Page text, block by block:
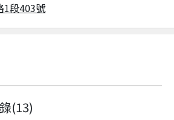
1段403號
(13)